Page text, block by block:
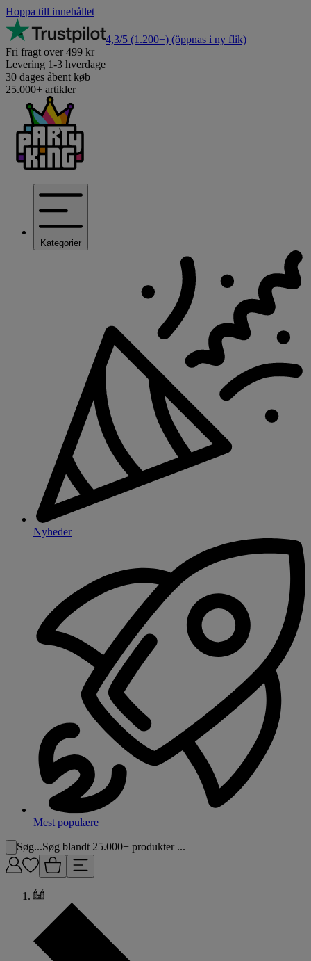
Hoppa till innehållet
4,3/5 (1.200+) (öppnas i ny flik)
Fri fragt over 499 kr
Levering 1-3 hverdage
30 dages åbent køb
25.000+ artikler
Kategorier
Nyheder
Mest populære
Søg...Søg blandt 25.000+ produkter ...